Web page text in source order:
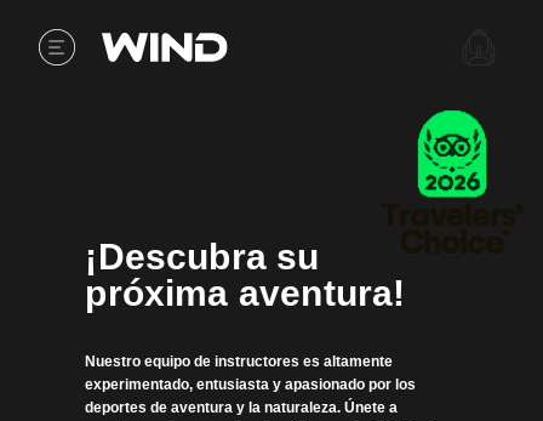
¡Descubra su
próxima aventura!
Nuestro equipo de instructores es altamente
experimentado, entusiasta y apasionado por los
deportes de aventura y la naturaleza. Únete a